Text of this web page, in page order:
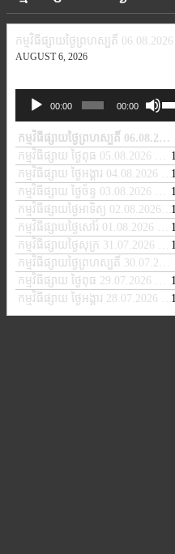
កម្មវិធីផ្សាយថ្ងៃព្រហស្បតិ៍ 06.08.2026
AUGUST 6, 2026
Audio
Player
00:00 00:00
to
or
កម្មវិធីផ្សាយថ្ងៃព្រហស្បតិ៍ 06.08.2026
កម្មវិធីផ្សាយ ថ្ងៃពុធ 05.08.2026 —
កម្មវិធីផ្សាយ ថ្ងៃអង្គារ 04.08.2026 —
កម្មវិធីផ្សាយ ថ្ងៃច័ន្ទ 03.08.2026 —
កម្មវិធីផ្សាយថ្ងៃអាទិត្យ 02.08.2026
កម្មវិធីផ្សាយថ្ងៃសៅរ៍ 01.08.2026 —
កម្មវិធីផ្សាយថ្ងៃសុក្រ 31.07.2026 —
កម្មវិធីផ្សាយថ្ងៃព្រហស្បតិ៍ 30.07.2026
កម្មវិធីផ្សាយ ថ្ងៃពុធ 29.07.2026 —
កម្មវិធីផ្សាយ ថ្ងៃអង្គារ 28.07.2026 —